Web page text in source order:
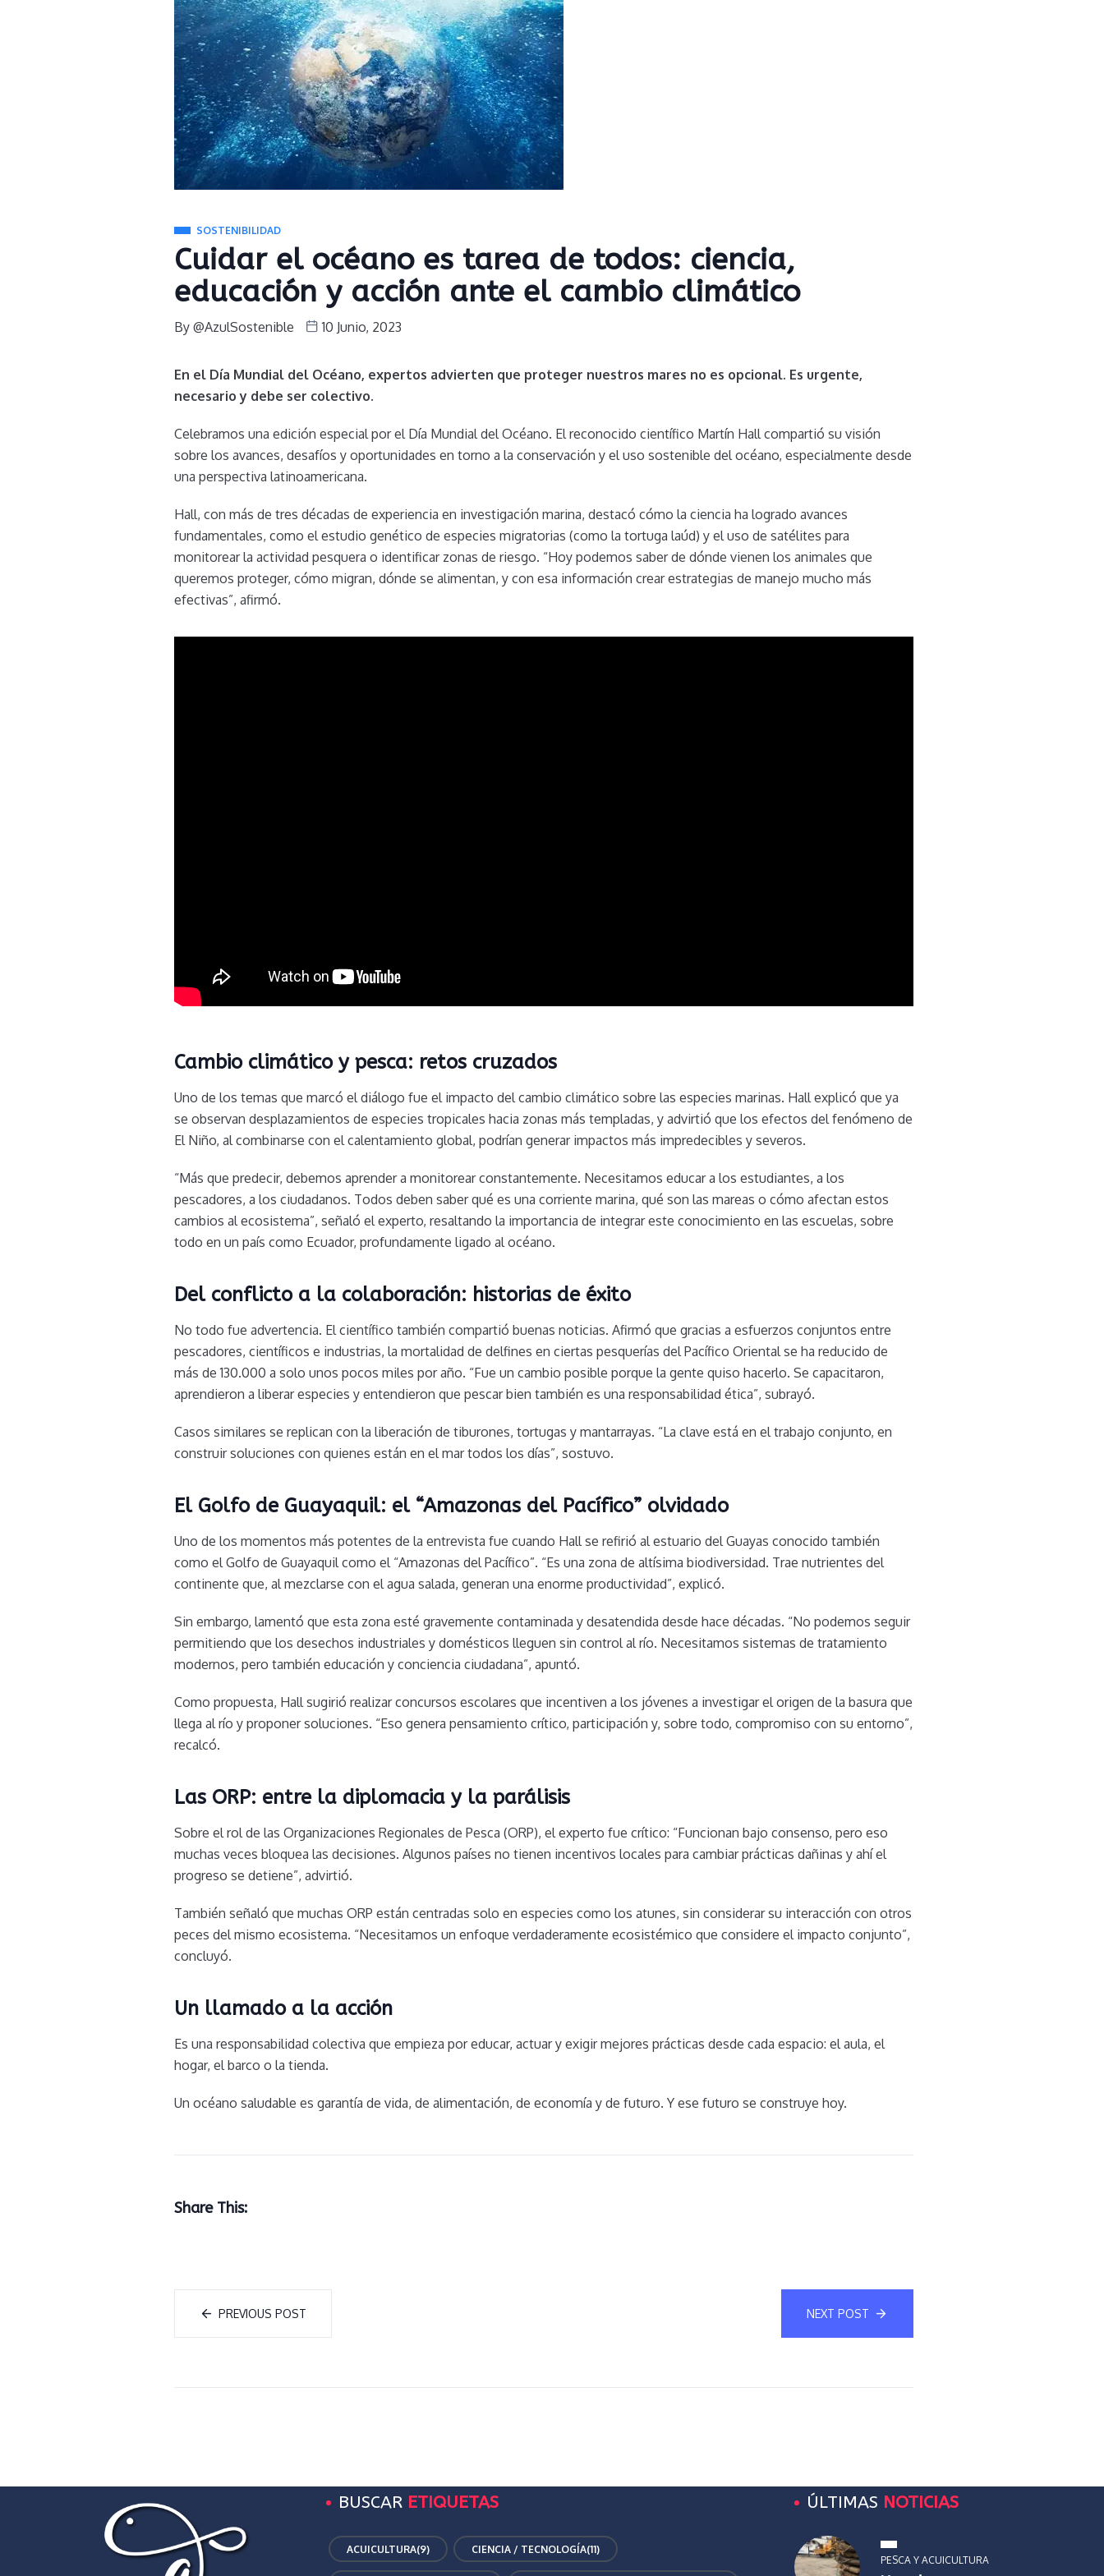
SOSTENIBILIDAD
Cuidar el océano es tarea de todos: ciencia,
educación y acción ante el cambio climático
By @AzulSostenible 10 Junio, 2023
En el Día Mundial del Océano, expertos advierten que proteger nuestros mares no es opcional. Es urgente,
necesario y debe ser colectivo.
Celebramos una edición especial por el Día Mundial del Océano. El reconocido científico Martín Hall compartió su visión
sobre los avances, desafíos y oportunidades en torno a la conservación y el uso sostenible del océano, especialmente desde
una perspectiva latinoamericana.
Hall, con más de tres décadas de experiencia en investigación marina, destacó cómo la ciencia ha logrado avances
fundamentales, como el estudio genético de especies migratorias (como la tortuga laúd) y el uso de satélites para
monitorear la actividad pesquera o identificar zonas de riesgo. “Hoy podemos saber de dónde vienen los animales que
queremos proteger, cómo migran, dónde se alimentan, y con esa información crear estrategias de manejo mucho más
efectivas”, afirmó.
Cambio climático y pesca: retos cruzados
Uno de los temas que marcó el diálogo fue el impacto del cambio climático sobre las especies marinas. Hall explicó que ya
se observan desplazamientos de especies tropicales hacia zonas más templadas, y advirtió que los efectos del fenómeno de
El Niño, al combinarse con el calentamiento global, podrían generar impactos más impredecibles y severos.
“Más que predecir, debemos aprender a monitorear constantemente. Necesitamos educar a los estudiantes, a los
pescadores, a los ciudadanos. Todos deben saber qué es una corriente marina, qué son las mareas o cómo afectan estos
cambios al ecosistema”, señaló el experto, resaltando la importancia de integrar este conocimiento en las escuelas, sobre
todo en un país como Ecuador, profundamente ligado al océano.
Del conflicto a la colaboración: historias de éxito
No todo fue advertencia. El científico también compartió buenas noticias. Afirmó que gracias a esfuerzos conjuntos entre
pescadores, científicos e industrias, la mortalidad de delfines en ciertas pesquerías del Pacífico Oriental se ha reducido de
más de 130.000 a solo unos pocos miles por año. “Fue un cambio posible porque la gente quiso hacerlo. Se capacitaron,
aprendieron a liberar especies y entendieron que pescar bien también es una responsabilidad ética”, subrayó.
Casos similares se replican con la liberación de tiburones, tortugas y mantarrayas. “La clave está en el trabajo conjunto, en
construir soluciones con quienes están en el mar todos los días”, sostuvo.
El Golfo de Guayaquil: el “Amazonas del Pacífico” olvidado
Uno de los momentos más potentes de la entrevista fue cuando Hall se refirió al estuario del Guayas conocido también
como el Golfo de Guayaquil como el “Amazonas del Pacífico”. “Es una zona de altísima biodiversidad. Trae nutrientes del
continente que, al mezclarse con el agua salada, generan una enorme productividad”, explicó.
Sin embargo, lamentó que esta zona esté gravemente contaminada y desatendida desde hace décadas. “No podemos seguir
permitiendo que los desechos industriales y domésticos lleguen sin control al río. Necesitamos sistemas de tratamiento
modernos, pero también educación y conciencia ciudadana”, apuntó.
Como propuesta, Hall sugirió realizar concursos escolares que incentiven a los jóvenes a investigar el origen de la basura que
llega al río y proponer soluciones. “Eso genera pensamiento crítico, participación y, sobre todo, compromiso con su entorno”,
recalcó.
Las ORP: entre la diplomacia y la parálisis
Sobre el rol de las Organizaciones Regionales de Pesca (ORP), el experto fue crítico: “Funcionan bajo consenso, pero eso
muchas veces bloquea las decisiones. Algunos países no tienen incentivos locales para cambiar prácticas dañinas y ahí el
progreso se detiene”, advirtió.
También señaló que muchas ORP están centradas solo en especies como los atunes, sin considerar su interacción con otros
peces del mismo ecosistema. “Necesitamos un enfoque verdaderamente ecosistémico que considere el impacto conjunto”,
concluyó.
Un llamado a la acción
Es una responsabilidad colectiva que empieza por educar, actuar y exigir mejores prácticas desde cada espacio: el aula, el
hogar, el barco o la tienda.
Un océano saludable es garantía de vida, de alimentación, de economía y de futuro. Y ese futuro se construye hoy.
Share This:
PREVIOUS POST NEXT POST
BUSCAR ETIQUETAS
ACUICULTURA(9) CIENCIA / TECNOLOGÍA(11)
ÚLTIMAS NOTICIAS
PESCA Y ACUICULTURA